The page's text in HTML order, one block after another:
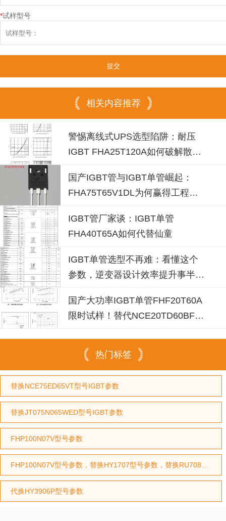
*试样型号
相关内容推荐
警惕离线式UPS选型陷阱：耐压
IGBT FHA25T120A如何破解散热
国产IGBT管与IGBT单管崛起：
FHA75T65V1DL为何赢得工程师
IGBT管厂家谈：IGBT单管
FHA40T65A如何代替仙童
IGBT单管选型不再难：看懂这个
参数，逆变器设计效率提升事半功
国产大功率IGBT单管FHF20T60A
限时试样！替代NCE20TD60BF省
热门标签
替换NCE75ED65VT型号IGBT参数
替换JT075N065WED型号IGBT参数
FHP100N07V型号参数
FHP100N07V型号参数，替换HY1707型号参数，替换RU7088型号参数
代换HY3906P型号参数